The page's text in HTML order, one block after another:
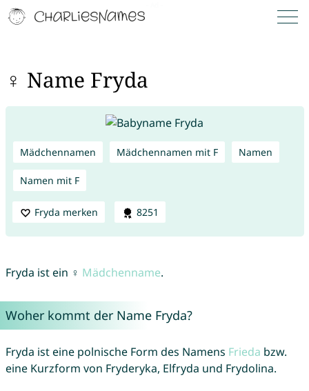
♀ Name Fryda
Mädchennamen Mädchennamen mit F Namen
Namen mit F
Fryda merken 8251
Fryda ist ein ♀ Mädchenname.
Woher kommt der Name Fryda?
Fryda ist eine polnische Form des Namens Frieda bzw.
eine Kurzform von Fryderyka, Elfryda und Frydolina.